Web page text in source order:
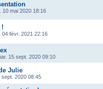
10 mai 2020 18:16
!
04 févr. 2021 22:16
15 sept. 2020 09:10
Julie
sept. 2020 08:45